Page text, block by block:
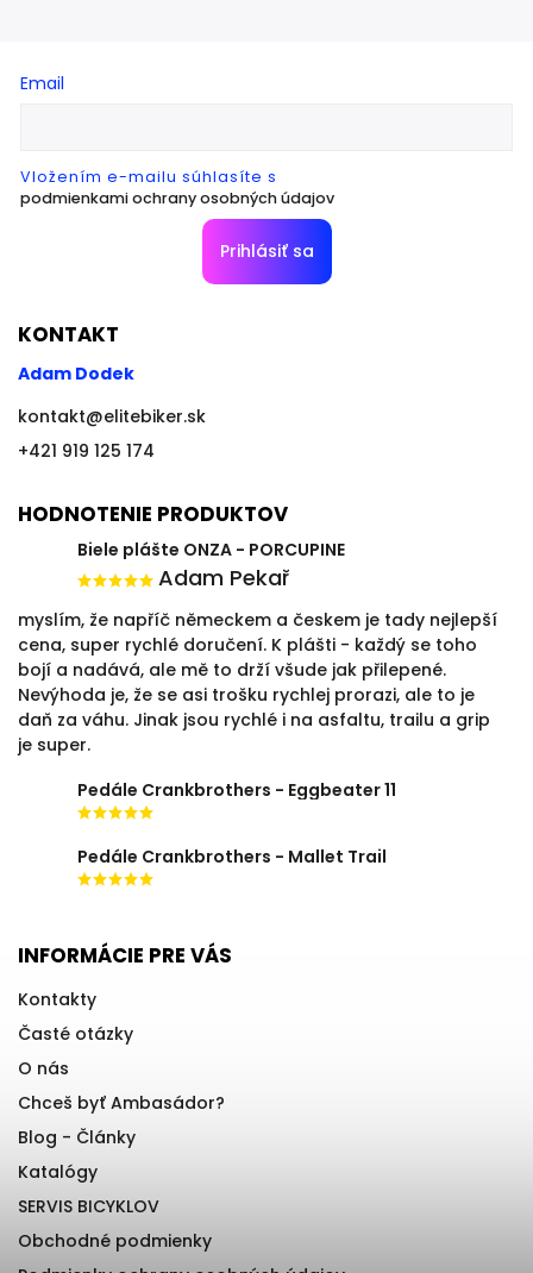
Email
Vložením e-mailu súhlasíte s
podmienkami ochrany osobných údajov
Prihlásiť sa
KONTAKT
Adam Dodek
kontakt@elitebiker.sk
+421 919 125 174
HODNOTENIE PRODUKTOV
Biele plášte ONZA - PORCUPINE
Adam Pekař
myslím, že napříč německem a českem je tady nejlepší
cena, super rychlé doručení. K plášti - každý se toho
bojí a nadává, ale mě to drží všude jak přilepené.
Nevýhoda je, že se asi trošku rychlej prorazi, ale to je
daň za váhu. Jinak jsou rychlé i na asfaltu, trailu a grip
je super.
Pedále Crankbrothers - Eggbeater 11
Pedále Crankbrothers - Mallet Trail
INFORMÁCIE PRE VÁS
Kontakty
Časté otázky
O nás
Chceš byť Ambasádor?
Blog - Články
Katalógy
SERVIS BICYKLOV
Obchodné podmienky